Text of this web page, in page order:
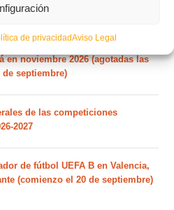
de privacidadAviso Legal
de fútbol Licencia UEFA
en noviembre 2026 (agotadas las
septiembre)
de las competiciones
2027
de fútbol UEFA B en Valencia,
(comienzo el 20 de septiembre)